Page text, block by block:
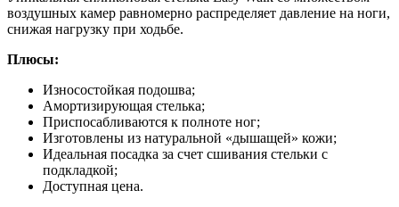
воздушных камер равномерно распределяет давление на ноги,
снижая нагрузку при ходьбе.
Плюсы:
Износостойкая подошва;
Амортизирующая стелька;
Приспосабливаются к полноте ног;
Изготовлены из натуральной «дышащей» кожи;
Идеальная посадка за счет сшивания стельки с
подкладкой;
Доступная цена.